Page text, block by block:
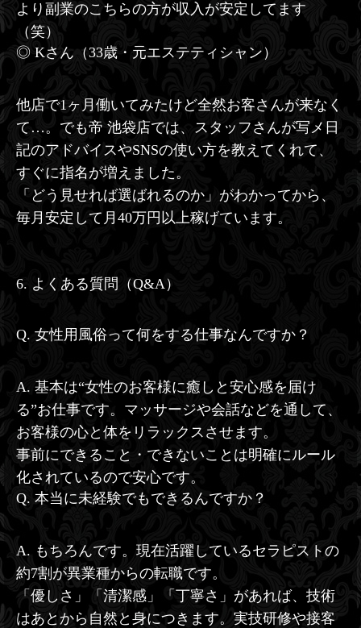
より副業のこちらの方が収入が安定してます
（笑）
◎ Kさん（33歳・元エステティシャン）
他店で1ヶ月働いてみたけど全然お客さんが来なく
て…。でも帝 池袋店では、スタッフさんが写メ日
記のアドバイスやSNSの使い方を教えてくれて、
すぐに指名が増えました。
「どう見せれば選ばれるのか」がわかってから、
毎月安定して月40万円以上稼げています。
6. よくある質問（Q&A）
Q. 女性用風俗って何をする仕事なんですか？
A. 基本は“女性のお客様に癒しと安心感を届け
る”お仕事です。マッサージや会話などを通して、
お客様の心と体をリラックスさせます。
事前にできること・できないことは明確にルール
化されているので安心です。
Q. 本当に未経験でもできるんですか？
A. もちろんです。現在活躍しているセラピストの
約7割が異業種からの転職です。
「優しさ」「清潔感」「丁寧さ」があれば、技術
はあとから自然と身につきます。実技研修や接客